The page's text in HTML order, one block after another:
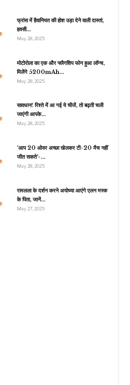
फ्रांस में हैवानियत की होश उड़ा देने वाली दास्तां,
हवसी…
May 28, 2025
मोटोरोला का एक और फ्लैगशिप फोन हुआ लॉन्च,
मिलेंगे 5200mAh…
May 28, 2025
सावधान! रिश्ते में आ गई ये चीजें, तो बढ़ती चली
जाएंगी आपके…
May 28, 2025
‘आप 20 ओवर अच्छा खेलकर टी-20 मैच नहीं
जीत सकते’-…
May 28, 2025
रामलला के दर्शन करने अयोध्या आएंगे एलन मस्क
के पिता, जानें…
May 27, 2025